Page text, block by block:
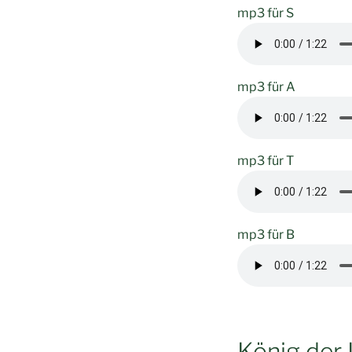
mp3 für S
mp3 für A
mp3 für T
mp3 für B